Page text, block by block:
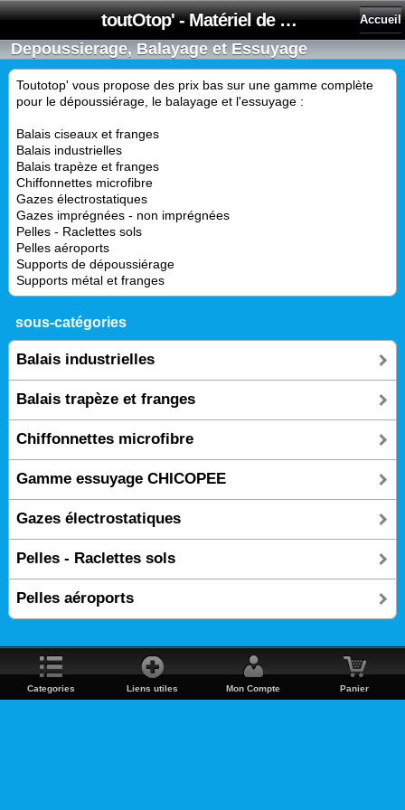
toutOtop' - Matériel de nettoyage, produit d'entretien, lubrifiant pour professionnel et particulier Accueil
Depoussierage, Balayage et Essuyage
Toutotop' vous propose des prix bas sur une gamme complète
pour le dépoussiérage, le balayage et l'essuyage :
Balais ciseaux et franges
Balais industrielles
Balais trapèze et franges
Chiffonnettes microfibre
Gazes électrostatiques
Gazes imprégnées - non imprégnées
Pelles - Raclettes sols
Pelles aéroports
Supports de dépoussiérage
Supports métal et franges
sous-catégories
Balais industrielles
Balais trapèze et franges
Chiffonnettes microfibre
Gamme essuyage CHICOPEE
Gazes électrostatiques
Pelles - Raclettes sols
Pelles aéroports
Categories Liens utiles Mon Compte Panier